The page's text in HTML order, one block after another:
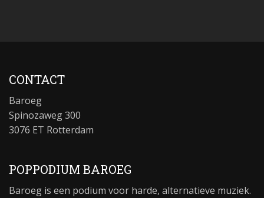
CONTACT
Baroeg
Spinozaweg 300
3076 ET Rotterdam
POPPODIUM BAROEG
Baroeg is een podium voor harde, alternatieve muziek.